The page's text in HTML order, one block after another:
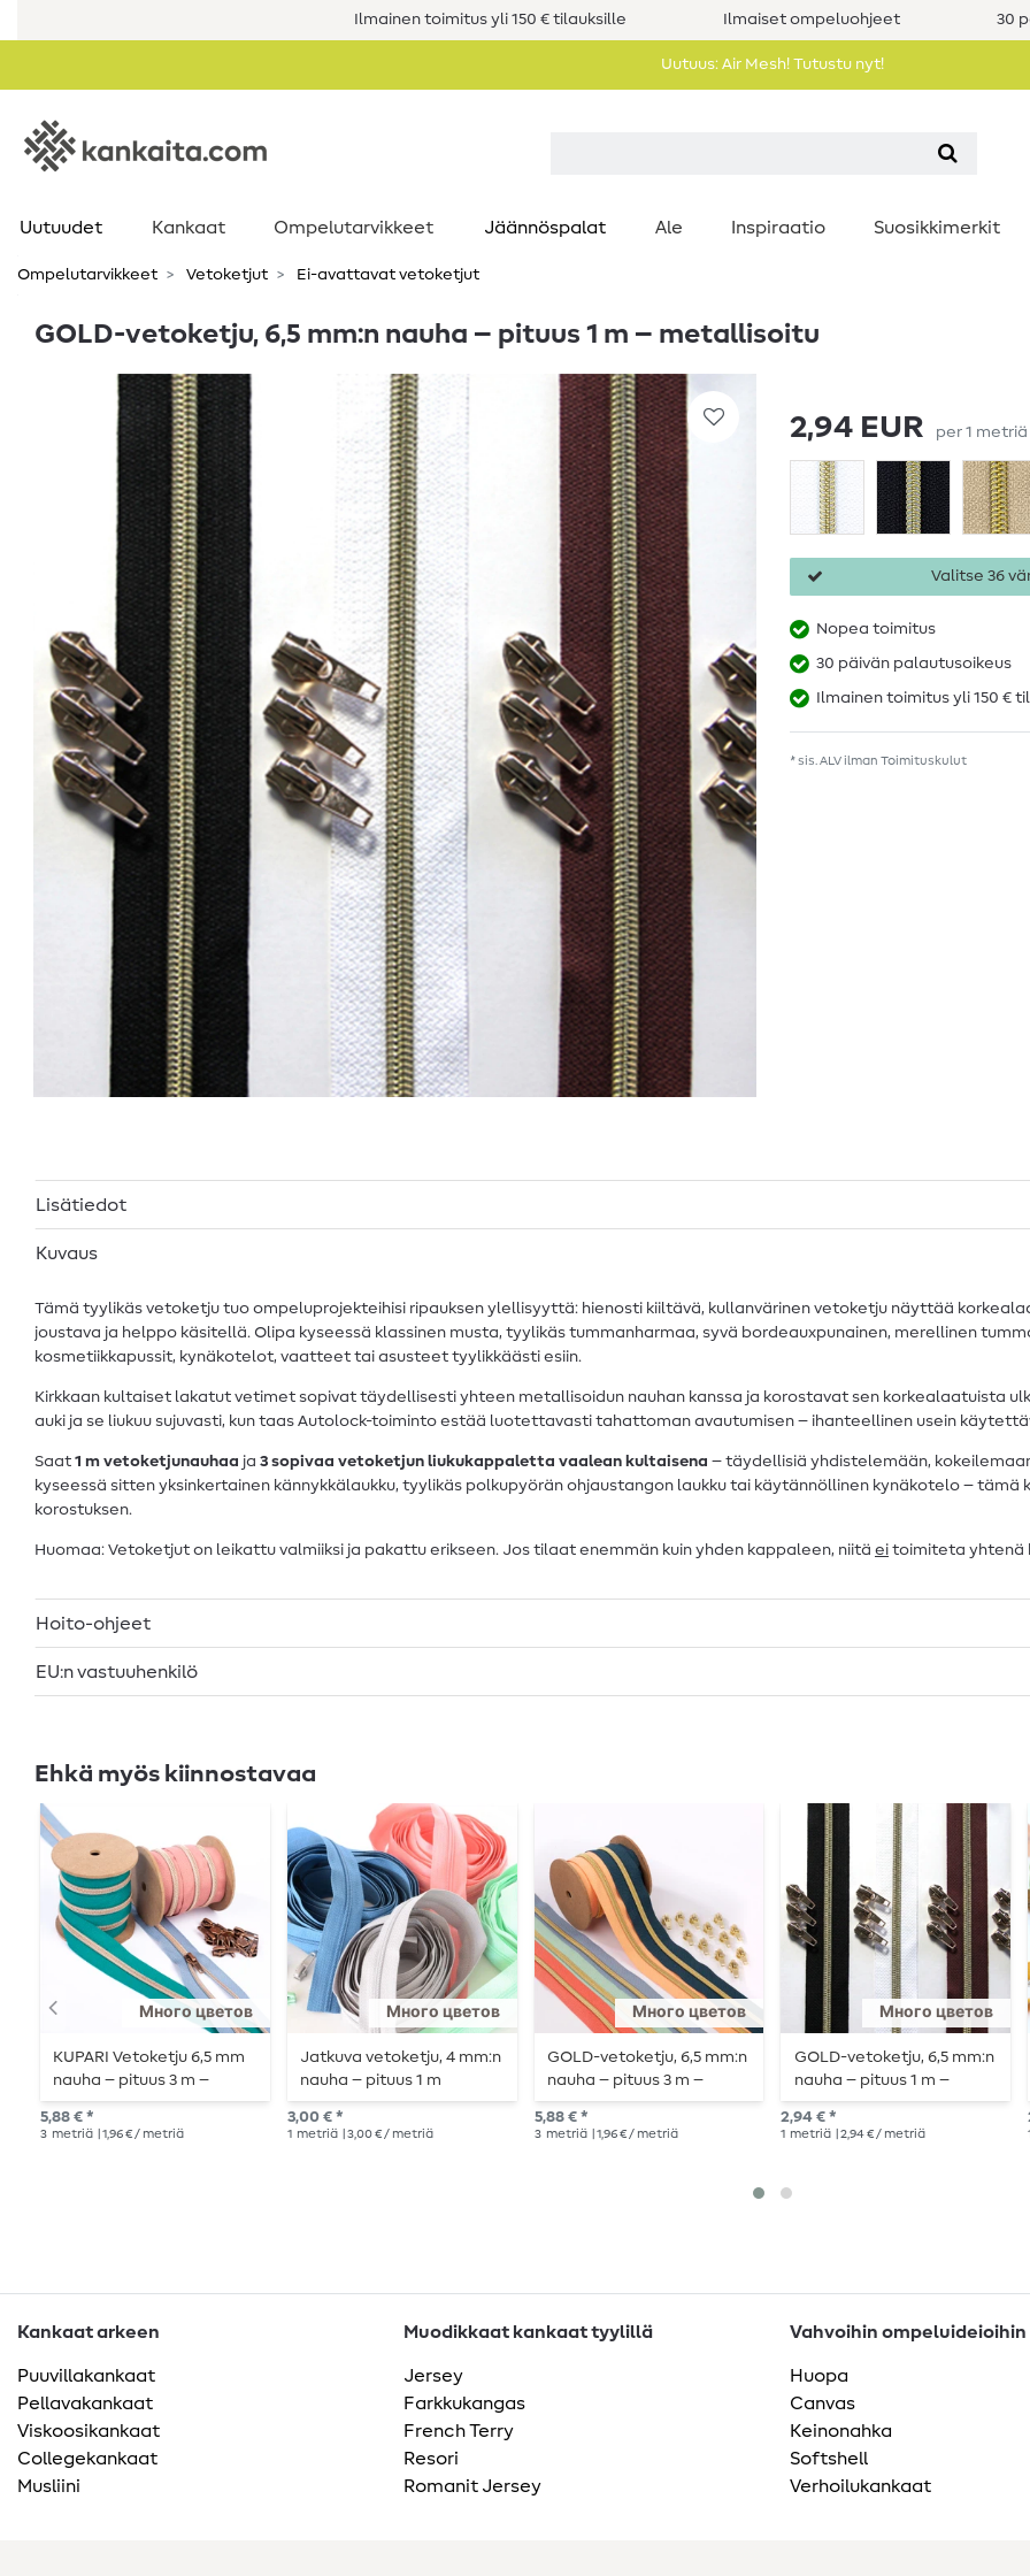
Ilmainen toimitus yli 150 € tilauksille Ilmaiset ompeluohjeet 30
Uutuus: Air Mesh! Tutustu nyt!
Uutuudet Kankaat Ompelutarvikkeet Jäännöspalat Ale Inspiraatio Suosikkimerkit
Ompelutarvikkeet Vetoketjut Ei-avattavat vetoketjut
GOLD-vetoketju, 6,5 mm:n nauha – pituus 1 m – metallisoitu
2,94 EUR per 1 metriä
Valitse 36
Nopea toimitus
30 päivän palautusoikeus
Ilmainen toimitus yli 150 €
* sis. ALV ilman Toimituskulut
Lisätiedot
Kuvaus
Tämä tyylikäs vetoketju tuo ompeluprojekteihisi ripauksen ylellisyyttä: hienosti kiiltävä, kullanvärinen vetoketju näyttää
joustava ja helppo käsitellä. Olipa kyseessä klassinen musta, tyylikäs tummanharmaa, syvä bordeauxpunainen, merellinen
kosmetiikkapussit, kynäkotelot, vaatteet tai asusteet tyylikkäästi esiin.
Kirkkaan kultaiset lakatut vetimet sopivat täydellisesti yhteen metallisoidun nauhan kanssa ja korostavat sen korkealaatuista
auki ja se liukuu sujuvasti, kun taas Autolock-toiminto estää luotettavasti tahattoman avautumisen – ihanteellinen usein
Saat 1 m vetoketjunauhaa ja 3 sopivaa vetoketjun liukukappaletta vaalean kultaisena – täydellisiä yhdistelemään,
kyseessä sitten yksinkertainen kännykkälaukku, tyylikäs polkupyörän ohjaustangon laukku tai käytännöllinen kynäkotelo –
korostuksen.
Huomaa: Vetoketjut on leikattu valmiiksi ja pakattu erikseen. Jos tilaat enemmän kuin yhden kappaleen, niitä ei toimiteta yhtenä
Hoito-ohjeet
EU:n vastuuhenkilö
Ehkä myös kiinnostavaa
Много цветов
KUPARI Vetoketju 6,5 mm
nauha – pituus 3 m –
metallisoitu
5,88 € *
3 metriä | 1,96 € / metriä
Много цветов
Jatkuva vetoketju, 4 mm:n
nauha – pituus 1 m
3,00 € *
1 metriä | 3,00 € / metriä
Много цветов
GOLD-vetoketju, 6,5 mm:n
nauha – pituus 3 m –
metallisoitu
5,88 € *
3 metriä | 1,96 € / metriä
Много цветов
GOLD-vetoketju, 6,5 mm:n
nauha – pituus 1 m –
metallisoitu
2,94 € *
1 metriä | 2,94 € / metriä
Kankaat arkeen
Puuvillakankaat
Pellavakankaat
Viskoosikankaat
Collegekankaat
Musliini
Muodikkaat kankaat tyylillä
Jersey
Farkkukangas
French Terry
Resori
Romanit Jersey
Vahvoihin ompeluideioihin
Huopa
Canvas
Keinonahka
Softshell
Verhoilukankaat